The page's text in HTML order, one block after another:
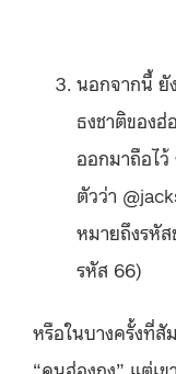
นอกจากนี้ ยั
ธงชาติของ
ออกมาถือไ
ตัวว่า
หมายถึงรหัส
รหัส 66)
หรือในบางครั้งที่
“คนฮ่องกง” แต่เ